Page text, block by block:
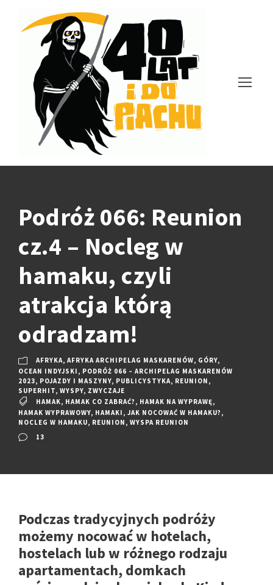
Podróż 066: Reunion
cz.4 – Nocleg w
hamaku, czyli
atrakcja którą
odradzam!
AFRYKA, AFRYKA ARCHIPELAG MASKARENÓW, GÓRY,
OCEAN INDYJSKI , PODRÓŻ 066 – ARCHIPELAG MASKARENÓW
2023, POJAZDY I MASZYNY, PUBLICYSTYKA, REUNION ,
SUPERHIT, WYSPY, ZWYCZAJE
HAMAK, HAMAK CO ZABRAĆ? , HAMAK NA WYPRAWĘ,
HAMAK WYPRAWOWY, HAMAKI , JAK NOCOWAĆ W HAMAKU? ,
NOCLEG W HAMAKU, REUNION , WYSPA REUNION
13
Podczas tradycyjnych podróży
możemy nocować w hotelach,
hostelach lub w różnego rodzaju
apartamentach, domkach